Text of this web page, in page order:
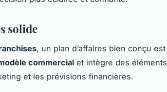
solide
, un plan d’affaires bien conçu est
commercial et intègre des éléments
et les prévisions financières.